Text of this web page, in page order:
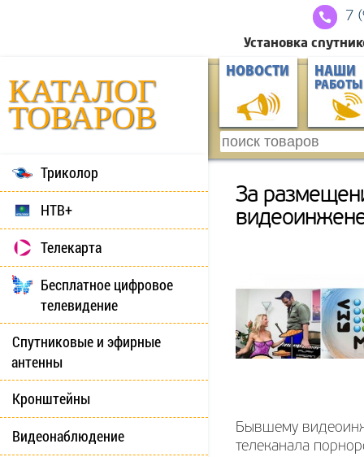
7
Установка
КАТАЛОГ
ТОВАРОВ
НОВОСТИ НАШИ
РАБОТЫ
Триколор
НТВ+
Телекарта
Бесплатное цифровое
телевидение
Спутниковые и эфирные
антенны
Кронштейны
Видеонаблюдение
За
Бывшему
телеканала